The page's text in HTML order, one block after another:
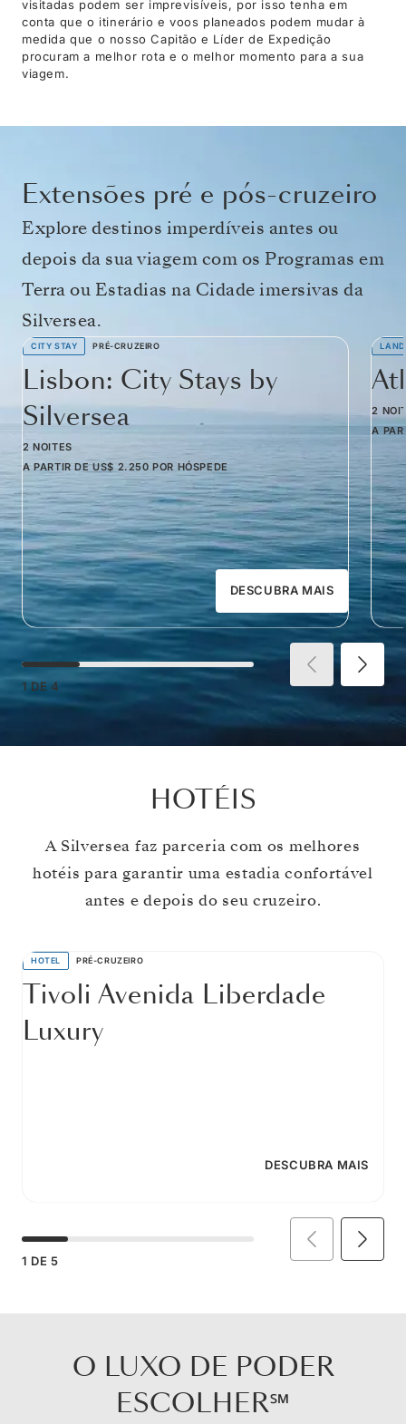
visitadas podem ser imprevisíveis, por isso tenha em
conta que o itinerário e voos planeados podem mudar à
medida que o nosso Capitão e Líder de Expedição
procuram a melhor rota e o melhor momento para a sua
viagem.
Extensões pré e pós-cruzeiro
Explore destinos imperdíveis antes ou
depois da sua viagem com os Programas em
Terra ou Estadias na Cidade imersivas da
Silversea.
CITY STAY PRÉ-CRUZEIRO
Lisbon: City Stays by
Silversea
2 NOITES
A PARTIR DE US$ 2.250 POR HÓSPEDE
DESCUBRA MAIS
2
A
1 DE 4
HOTÉIS
A Silversea faz parceria com os melhores
hotéis para garantir uma estadia confortável
antes e depois do seu cruzeiro.
HOTEL PRÉ-CRUZEIRO
Tivoli Avenida Liberdade
Luxury
DESCUBRA MAIS
1 DE 5
O LUXO DE PODER
ESCOLHER℠